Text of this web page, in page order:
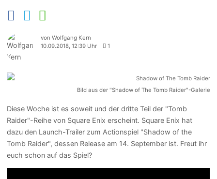
von Wolfgang Kern
10.09.2018, 12:39 Uhr
1
Bild aus der "Shadow of The Tomb Raider"-Galerie
Diese Woche ist es soweit und der dritte Teil der "Tomb
Raider"-Reihe von Square Enix erscheint. Square Enix hat
dazu den Launch-Trailer zum Actionspiel "Shadow of the
Tomb Raider", dessen Release am 14. September ist. Freut ihr
euch schon auf das Spiel?